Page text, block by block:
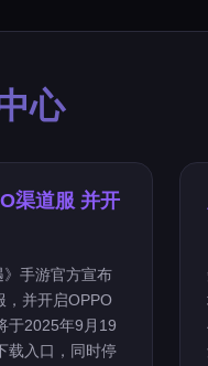
心
渠道服 并开
》手游官方宣布
，并开启OPPO
于2025年9月19
载入口，同时停